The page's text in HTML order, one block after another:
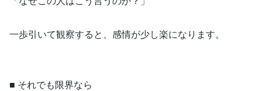
一歩引いて観察すると、感情が少し楽になります。
■ それでも限界なら